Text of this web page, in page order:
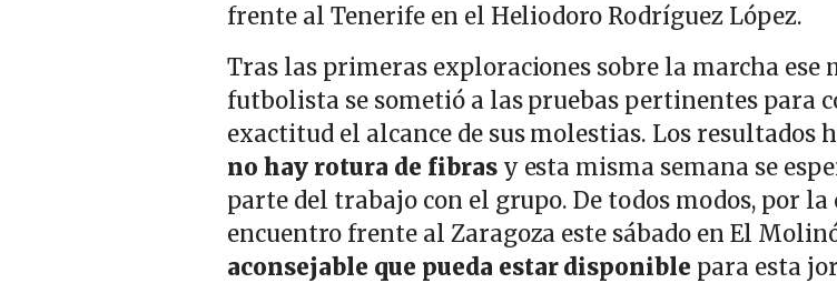
frente al Tenerife en el Heliodoro Rodríguez López.
Tras las primeras exploraciones sobre la marcha ese
futbolista se sometió a las pruebas pertinentes para
exactitud el alcance de sus molestias. Los resultados
no hay rotura de fibras y esta misma semana se
parte del trabajo con el grupo. De todos modos, por la
encuentro frente al Zaragoza este sábado en El
aconsejable que pueda estar disponible para esta